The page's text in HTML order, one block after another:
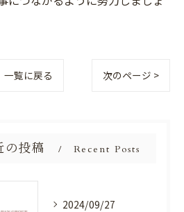
一覧に戻る 次のページ >
の投稿 Recent Posts
2024/09/27